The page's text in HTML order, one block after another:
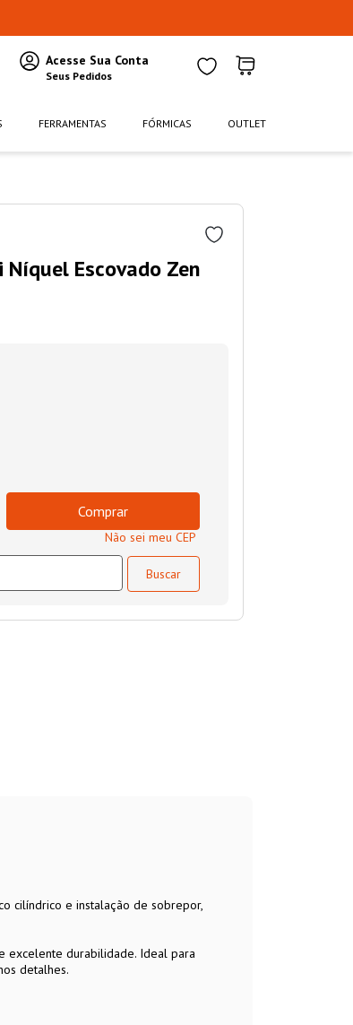
FERRAMENTAS FÓRMICAS OUTLET
Escovado Zen
Comprar
Não sei meu CEP
cilíndrico e instalação de sobrepor,
excelente durabilidade. Ideal para
detalhes.